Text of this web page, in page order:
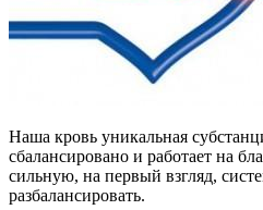
Наша кровь уникальная
сбалансировано и работает на
сильную, на первый взгляд,
разбалансировать.